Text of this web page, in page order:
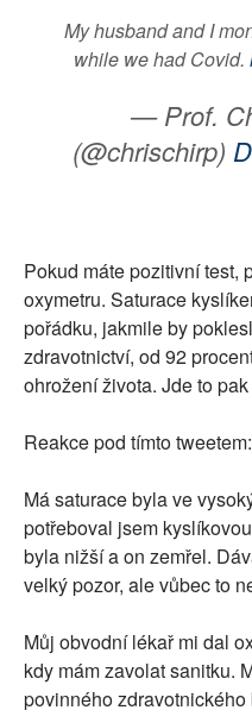
My husband and I
while we had Covid.
— Prof.
(@chrischirp)
Pokud máte pozitivní test,
oxymetru. Saturace
pořádku, jakmile by
zdravotnictví, od 92
ohrožení života. Jde to
Reakce pod tímto tweetem:
Má saturace byla ve
potřeboval jsem
byla nižší a on zemřel.
velký pozor, ale vůbec to
Můj obvodní lékař mi dal
kdy mám zavolat sanitku.
povinného